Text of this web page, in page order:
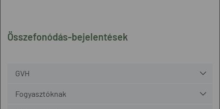
Összefonódás-bejelentések
GVH
Fogyasztóknak